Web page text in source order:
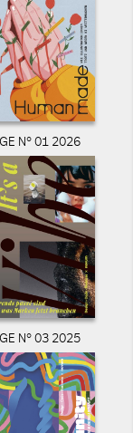
N° 01 2026
N° 03 2025